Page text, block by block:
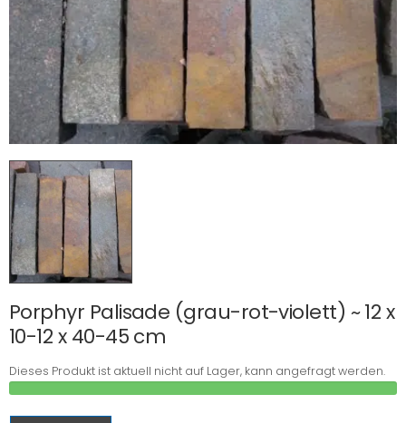
Porphyr Palisade (grau-rot-violett) ~ 12 x
10-12 x 40-45 cm
Dieses Produkt ist aktuell nicht auf Lager, kann angefragt werden.